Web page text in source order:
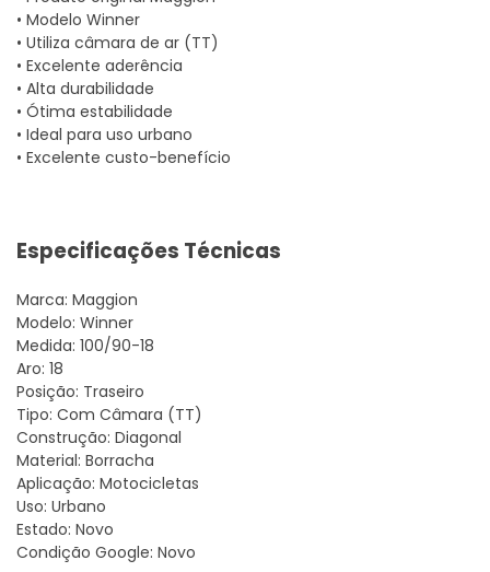
• Modelo Winner
• Utiliza câmara de ar (TT)
• Excelente aderência
• Alta durabilidade
• Ótima estabilidade
• Ideal para uso urbano
• Excelente custo-benefício
Especificações Técnicas
Marca: Maggion
Modelo: Winner
Medida: 100/90-18
Aro: 18
Posição: Traseiro
Tipo: Com Câmara (TT)
Construção: Diagonal
Material: Borracha
Aplicação: Motocicletas
Uso: Urbano
Estado: Novo
Condição Google: Novo